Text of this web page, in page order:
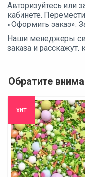
Авторизуйтесь или
кабинете.
«Оформить заказ».
Наши менеджеры
заказа и расскажут,
Обратите
хит